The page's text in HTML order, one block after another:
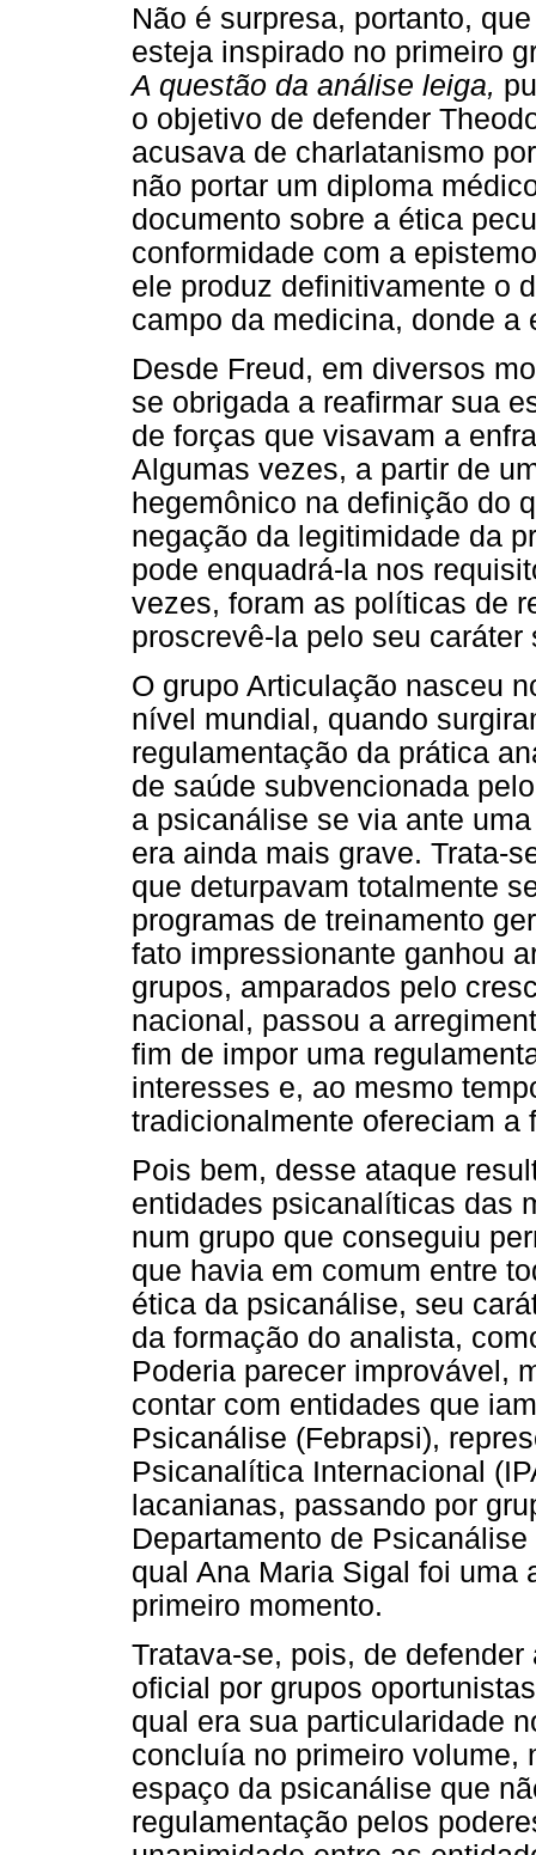
Não é surpresa, portanto,
esteja inspirado no primeiro
A questão da análise leiga,
o objetivo de defender
acusava de charlatanismo
não portar um diploma
documento sobre a ética
conformidade com a
ele produz definitivamente o
campo da medicina, donde
Desde Freud, em diversos
se obrigada a reafirmar sua
de forças que visavam a
Algumas vezes, a partir de
hegemônico na definição do
negação da legitimidade da
pode enquadrá-la nos
vezes, foram as políticas de
proscrevê-la pelo seu caráter
O grupo Articulação nasceu
nível mundial, quando
regulamentação da prática
de saúde subvencionada
a psicanálise se via ante
era ainda mais grave. Trata-
que deturpavam totalmente
programas de treinamento
fato impressionante ganhou
grupos, amparados pelo
nacional, passou a
fim de impor uma
interesses e, ao mesmo
tradicionalmente ofereciam a
Pois bem, desse ataque
entidades psicanalíticas das
num grupo que conseguiu
que havia em comum entre
ética da psicanálise, seu
da formação do analista,
Poderia parecer improvável,
contar com entidades que
Psicanálise (Febrapsi),
Psicanalítica Internacional
lacanianas, passando por
Departamento de
qual Ana Maria Sigal foi uma
primeiro momento.
Tratava-se, pois, de
oficial por grupos
qual era sua particularidade
concluía no primeiro volume,
espaço da psicanálise que
regulamentação pelos